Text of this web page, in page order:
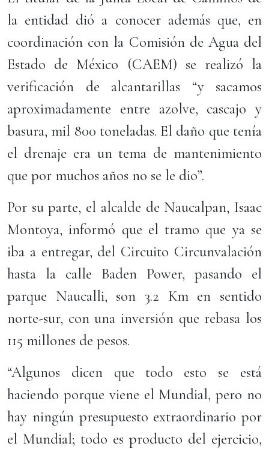
la entidad dió a conocer además que, en
coordinación con la Comisión de Agua del
Estado de México (CAEM) se realizó la
verificación de alcantarillas “y sacamos
aproximadamente entre azolve, cascajo y
basura, mil 800 toneladas. El daño que tenía
el drenaje era un tema de mantenimiento
que por muchos años no se le dio”.
Por su parte, el alcalde de Naucalpan, Isaac
Montoya, informó que el tramo que ya se
iba a entregar, del Circuito Circunvalación
hasta la calle Baden Power, pasando el
parque Naucalli, son 3.2 Km en sentido
norte-sur, con una inversión que rebasa los
115 millones de pesos.
“Algunos dicen que todo esto se está
haciendo porque viene el Mundial, pero no
hay ningún presupuesto extraordinario por
el Mundial; todo es producto del ejercicio,